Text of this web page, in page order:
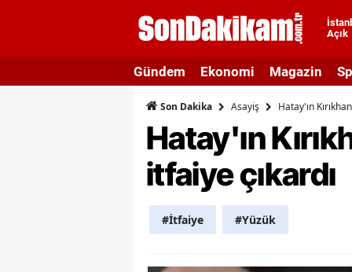
Açık
Gündem Ekonomi Magazin
Son Dakika Asayiş Hatay'ın
Hatay'ın
itfaiye çıkardı
#İtfaiye #Yüzük